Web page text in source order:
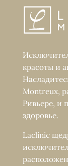
красоты и
Montreux,
Ривьере, и
здоровье.
Laclinic